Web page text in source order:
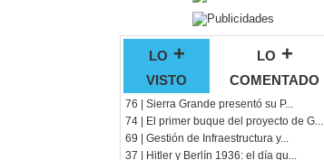
lo +
visto
lo +
comentado
76 | Sierra Grande presentó su P...
74 | El primer buque del proyecto de G...
69 | Gestión de Infraestructura y...
37 | Hitler y Berlín 1936: el día qu...